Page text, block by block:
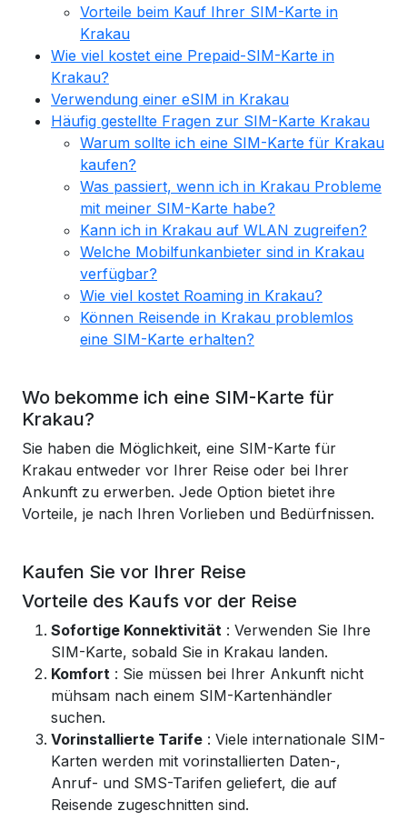
Vorteile beim Kauf Ihrer SIM-Karte in
Krakau
Wie viel kostet eine Prepaid-SIM-Karte in
Krakau?
Verwendung einer eSIM in Krakau
Häufig gestellte Fragen zur SIM-Karte Krakau
Warum sollte ich eine SIM-Karte für Krakau
kaufen?
Was passiert, wenn ich in Krakau Probleme
mit meiner SIM-Karte habe?
Kann ich in Krakau auf WLAN zugreifen?
Welche Mobilfunkanbieter sind in Krakau
verfügbar?
Wie viel kostet Roaming in Krakau?
Können Reisende in Krakau problemlos
eine SIM-Karte erhalten?
Wo bekomme ich eine SIM-Karte für
Krakau?
Sie haben die Möglichkeit, eine SIM-Karte für
Krakau entweder vor Ihrer Reise oder bei Ihrer
Ankunft zu erwerben. Jede Option bietet ihre
Vorteile, je nach Ihren Vorlieben und Bedürfnissen.
Kaufen Sie vor Ihrer Reise
Vorteile des Kaufs vor der Reise
Sofortige Konnektivität : Verwenden Sie Ihre
SIM-Karte, sobald Sie in Krakau landen.
Komfort : Sie müssen bei Ihrer Ankunft nicht
mühsam nach einem SIM-Kartenhändler
suchen.
Vorinstallierte Tarife : Viele internationale SIM-
Karten werden mit vorinstallierten Daten-,
Anruf- und SMS-Tarifen geliefert, die auf
Reisende zugeschnitten sind.